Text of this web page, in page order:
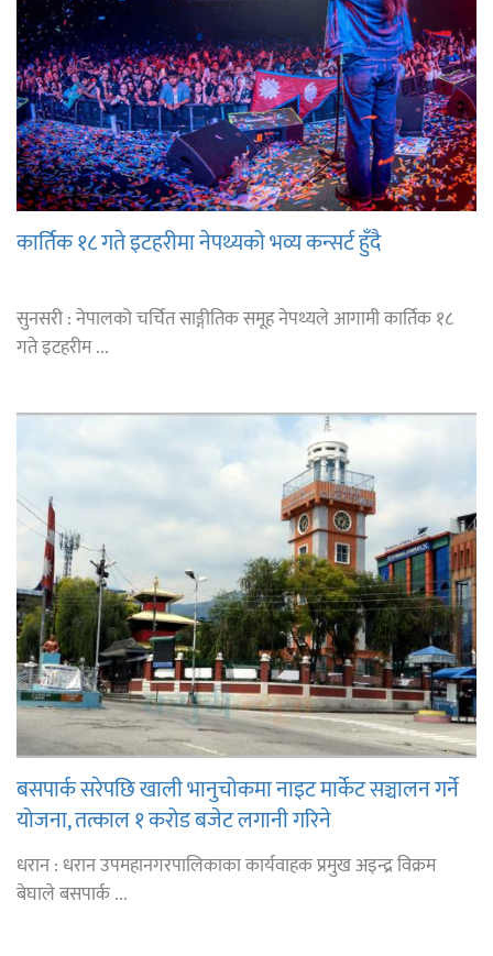
कार्तिक १८ गते इटहरीमा नेपथ्यको भव्य कन्सर्ट हुँदै
सुनसरी : नेपालको चर्चित साङ्गीतिक समूह नेपथ्यले आगामी कार्तिक १८
गते इटहरीम ...
बसपार्क सरेपछि खाली भानुचोकमा नाइट मार्केट सञ्चालन गर्ने
योजना, तत्काल १ करोड बजेट लगानी गरिने
धरान : धरान उपमहानगरपालिकाका कार्यवाहक प्रमुख अइन्द्र विक्रम
बेघाले बसपार्क ...